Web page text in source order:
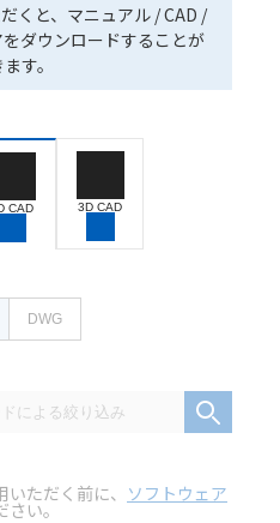
くと、マニュアル / CAD /
ダウンロードすることが
す。
CAD 3D CAD
DWG
ただく前に、 ソフトウェア
い。